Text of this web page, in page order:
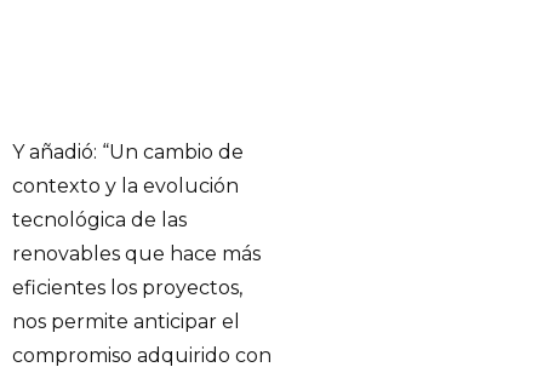
Y añadió: “Un cambio de
contexto y la evolución
tecnológica de las
renovables que hace más
eficientes los proyectos,
nos permite anticipar el
compromiso adquirido con